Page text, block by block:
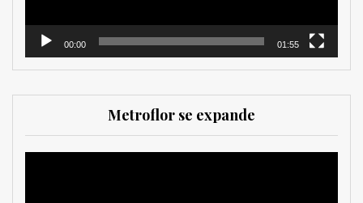
00:00 01:55
Metroflor se expande